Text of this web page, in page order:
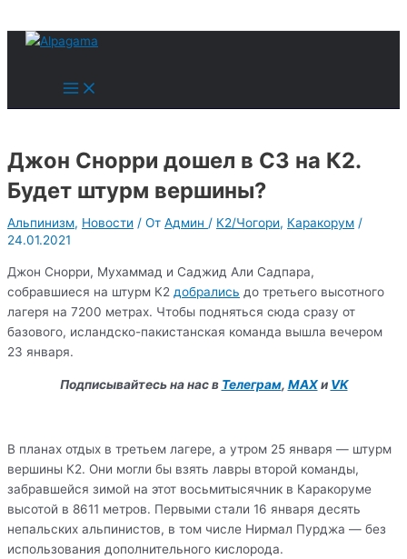
содержимому
Main
Menu
Джон Снорри дошел в С3 на К2.
Будет штурм вершины?
Альпинизм, Новости / От Админ / К2/Чогори, Каракорум /
24.01.2021
Джон Снорри, Мухаммад и Саджид Али Садпара,
собравшиеся на штурм К2 добрались до третьего высотного
лагеря на 7200 метрах. Чтобы подняться сюда сразу от
базового, исландско-пакистанская команда вышла вечером
23 января.
Подписывайтесь на нас в Телеграм, MAXи VK
В планах отдых в третьем лагере, а утром 25 января — штурм
вершины К2. Они могли бы взять лавры второй команды,
забравшейся зимой на этот восьмитысячник в Каракоруме
высотой в 8611 метров. Первыми стали 16 января десять
непальских альпинистов, в том числе Нирмал Пурджа — без
использования дополнительного кислорода.